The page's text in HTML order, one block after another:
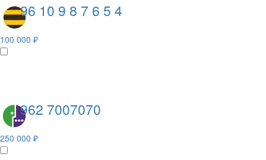
96 10 9 8 7 6 5 4
100 000 ₽
962 7007070
250 000 ₽